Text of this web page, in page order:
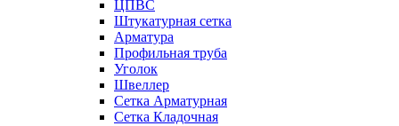
ЦПВС
Штукатурная сетка
Арматура
Профильная труба
Уголок
Швеллер
Сетка Арматурная
Сетка Кладочная